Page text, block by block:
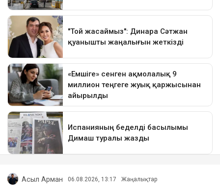
Асыл Арман 06.08.2026, 13:17 Жаңалықтар